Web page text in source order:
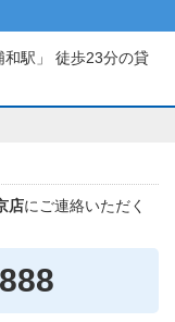
駅」 徒歩23分の貸
店にご連絡いただく